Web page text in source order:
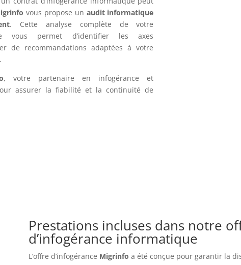
vous propose un audit informatique
. Cette analyse complète de votre
vous permet d’identifier les axes
de recommandations adaptées à votre
, votre partenaire en infogérance et
assurer la fiabilité et la continuité de
Prestations incluses dans notre
d’infogérance informatique
L’offre d’infogérance Migrinfo a été conçue pour garantir la